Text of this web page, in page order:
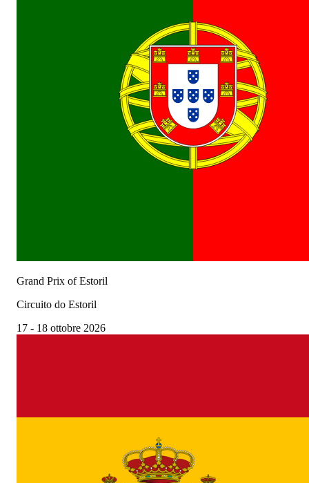
Grand Prix of Estoril
Circuito do Estoril
17 - 18 ottobre 2026